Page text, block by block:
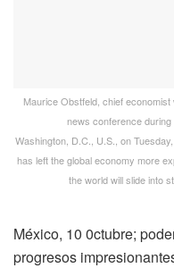
Maurice Obstfeld, chief
news conference
Washington, D.C., U.S., on
has left the global economy more
the world will slide into
México, 10 0ctubre;
progresos